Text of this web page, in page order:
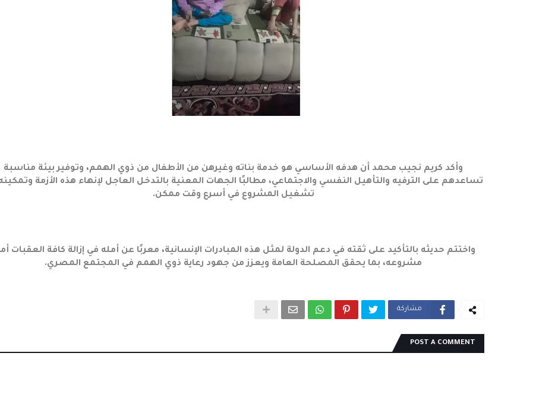
وأكد كريم نجيب محمد أن هدفه الأساسي هو خدمة بناته وغيرهن من الأطفال من ذوي الهمم، وتوفير بيئة مناسبة
تساعدهم على الترفيه والتأهيل النفسي والاجتماعي، مطالبًا الجهات المعنية بالتدخل العاجل لإنهاء هذه الأزمة
تشغيل المشروع في أسرع وقت ممكن.
واختتم حديثه بالتأكيد على ثقته في دعم الدولة لمثل هذه المبادرات الإنسانية، معربًا عن أمله في إزالة كافة العقبات
مشروعه، بما يحقق المصلحة العامة ويعزز من جهود رعاية ذوي الهمم في المجتمع المصري.
مشاركة
POST A COMMENT